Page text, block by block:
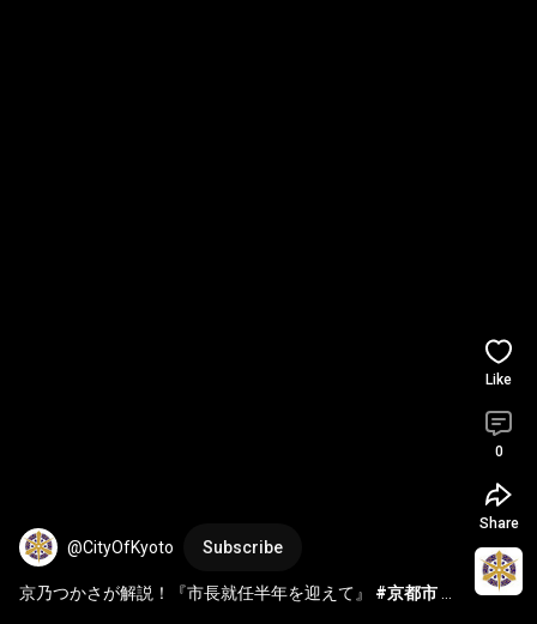
@CityOfKyoto Subscribe
京乃つかさが解説！『市長就任半年を迎えて』 #京都市
Like
0
Share